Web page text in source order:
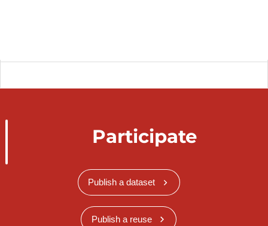
Participate
Publish a dataset
Publish a reuse